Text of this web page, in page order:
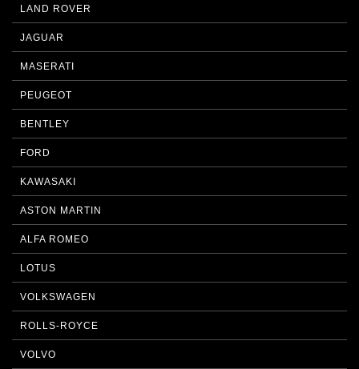
LAND ROVER
JAGUAR
MASERATI
PEUGEOT
BENTLEY
FORD
KAWASAKI
ASTON MARTIN
ALFA ROMEO
LOTUS
VOLKSWAGEN
ROLLS-ROYCE
VOLVO